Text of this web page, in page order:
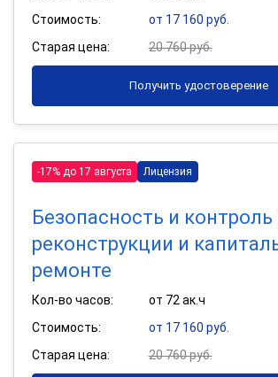
Стоимость:
от 17 160 руб.
Старая цена:
20 760 руб.
Получить удостоверение
-17% до 17 августа Лицензия
Безопасность и контроль
реконструкции и
ремонте
Кол-во часов:
от 72 ак.ч
Стоимость:
от 17 160 руб.
Старая цена:
20 760 руб.